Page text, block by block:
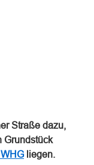
Straße dazu,
Grundstück
liegen.